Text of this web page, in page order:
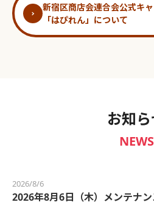
新宿区商店会連合会公式キ
「はぴれん」について
お知
NEWS
2026/8/6
2026年8月6日（木）メンテナ